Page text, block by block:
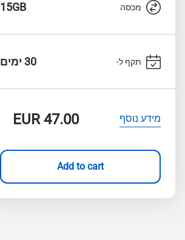
מכסה 15GB
תקף ל- 30 ימים
מידע נוסף EUR47.00
Add to cart